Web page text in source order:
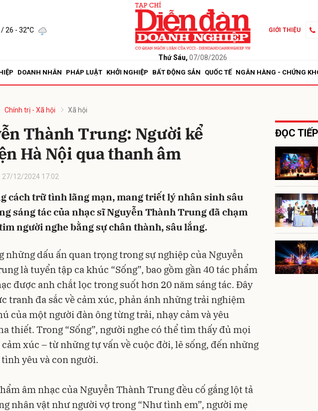
/ 26 - 32°C
Thứ Sáu, 07/08/2026
GIỚI THIỆU
DOANH NHÂN PHÁP LUẬT KHỞI NGHIỆP BẤT ĐỘNG SẢN QUỐC TẾ NGÂN HÀNG - CHỨNG
Chính trị - Xã hội Xã hội
Thành Trung: Người kể
Hà Nội qua thanh âm
27/12/2024 17:02
cách trữ tình lãng mạn, mang triết lý nhân sinh sâu
sáng tác của nhạc sĩ Nguyễn Thành Trung đã chạm
người nghe bằng sự chân thành, sâu lắng.
những dấu ấn quan trọng trong sự nghiệp của Nguyễn
là tuyển tập ca khúc “Sống”, bao gồm gần 40 tác phẩm
được anh chắt lọc trong suốt hơn 20 năm sáng tác. Đây
tranh đa sắc về cảm xúc, phản ánh những trải nghiệm
của một người đàn ông từng trải, nhạy cảm và yêu
thiết. Trong “Sống”, người nghe có thể tìm thấy đủ mọi
cảm xúc – từ những tự vấn về cuộc đời, lẽ sống, đến những
yêu và con người.
âm nhạc của Nguyễn Thành Trung đều cố gắng lột tả
nhân vật như người vợ trong “Như tình em”, người mẹ
ĐỌC TIẾP
Gửi